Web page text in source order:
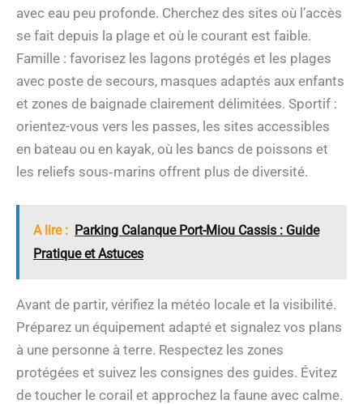
avec eau peu profonde. Cherchez des sites où l’accès
se fait depuis la plage et où le courant est faible.
Famille : favorisez les lagons protégés et les plages
avec poste de secours, masques adaptés aux enfants
et zones de baignade clairement délimitées. Sportif :
orientez-vous vers les passes, les sites accessibles
en bateau ou en kayak, où les bancs de poissons et
les reliefs sous‑marins offrent plus de diversité.
A lire : Parking Calanque Port-Miou Cassis : Guide
Pratique et Astuces
Avant de partir, vérifiez la météo locale et la visibilité.
Préparez un équipement adapté et signalez vos plans
à une personne à terre. Respectez les zones
protégées et suivez les consignes des guides. Évitez
de toucher le corail et approchez la faune avec calme.